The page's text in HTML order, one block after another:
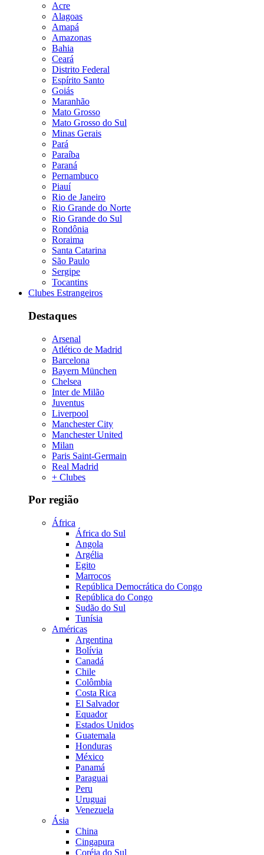
Acre
Alagoas
Amapá
Amazonas
Bahia
Ceará
Distrito Federal
Espírito Santo
Goiás
Maranhão
Mato Grosso
Mato Grosso do Sul
Minas Gerais
Pará
Paraíba
Paraná
Pernambuco
Piauí
Rio de Janeiro
Rio Grande do Norte
Rio Grande do Sul
Rondônia
Roraima
Santa Catarina
São Paulo
Sergipe
Tocantins
Clubes Estrangeiros
Destaques
Arsenal
Atlético de Madrid
Barcelona
Bayern München
Chelsea
Inter de Milão
Juventus
Liverpool
Manchester City
Manchester United
Milan
Paris Saint-Germain
Real Madrid
+ Clubes
Por região
África
África do Sul
Angola
Argélia
Egito
Marrocos
República Democrática do Congo
República do Congo
Sudão do Sul
Tunísia
Américas
Argentina
Bolívia
Canadá
Chile
Colômbia
Costa Rica
El Salvador
Equador
Estados Unidos
Guatemala
Honduras
México
Panamá
Paraguai
Peru
Uruguai
Venezuela
Ásia
China
Cingapura
Coréia do Sul